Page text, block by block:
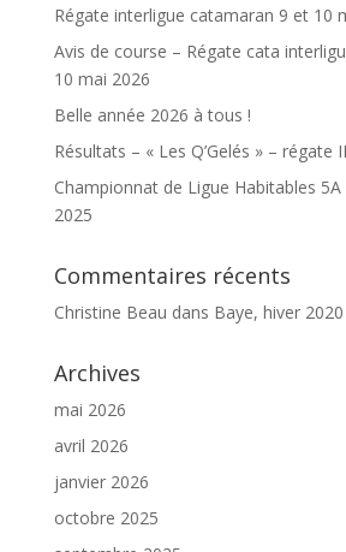
Régate interligue catamaran 9 et 10
Avis de course – Régate cata
10 mai 2026
Belle année 2026 à tous !
Résultats – « Les Q’Gelés » – régate
Championnat de Ligue Habitables
2025
Commentaires récents
Christine Beau dans Baye, hiver 2020
Archives
mai 2026
avril 2026
janvier 2026
octobre 2025